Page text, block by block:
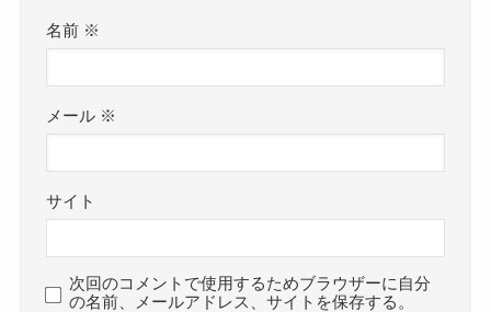
名前 ※
メール ※
サイト
次回のコメントで使用するためブラウザーに自分
の名前、メールアドレス、サイトを保存する。